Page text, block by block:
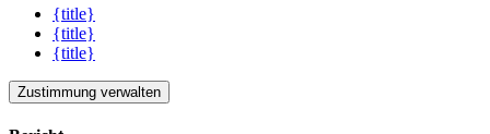
{title}
{title}
{title}
Zustimmung verwalten